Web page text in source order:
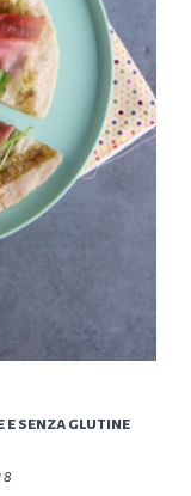
e senza glutine